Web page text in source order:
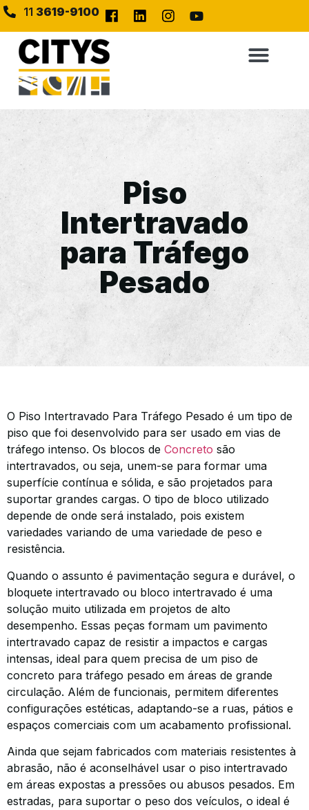
11 3619-9100
Piso
Intertravado
para Tráfego
Pesado
O Piso Intertravado Para Tráfego Pesado é um tipo de
piso que foi desenvolvido para ser usado em vias de
tráfego intenso. Os blocos de Concreto são
intertravados, ou seja, unem-se para formar uma
superfície contínua e sólida, e são projetados para
suportar grandes cargas. O tipo de bloco utilizado
depende de onde será instalado, pois existem
variedades variando de uma variedade de peso e
resistência.
Quando o assunto é pavimentação segura e durável, o
bloquete intertravado ou bloco intertravado é uma
solução muito utilizada em projetos de alto
desempenho. Essas peças formam um pavimento
intertravado capaz de resistir a impactos e cargas
intensas, ideal para quem precisa de um piso de
concreto para tráfego pesado em áreas de grande
circulação. Além de funcionais, permitem diferentes
configurações estéticas, adaptando-se a ruas, pátios e
espaços comerciais com um acabamento profissional.
Ainda que sejam fabricados com materiais resistentes à
abrasão, não é aconselhável usar o piso intertravado
em áreas expostas a pressões ou abusos pesados. Em
estradas, para suportar o peso dos veículos, o ideal é